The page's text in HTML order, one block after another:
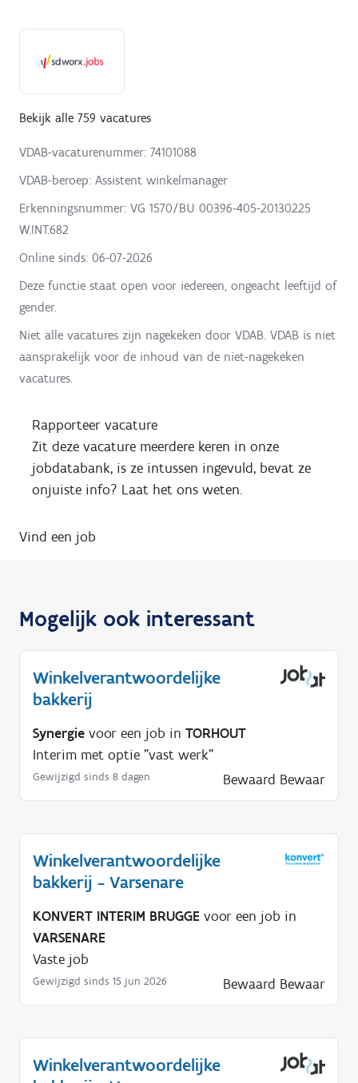
Bekijk alle 759 vacatures
VDAB-vacaturenummer: 74101088
VDAB-beroep: Assistent winkelmanager
Erkenningsnummer: VG 1570/BU 00396-405-20130225
W.INT.682
Online sinds: 06-07-2026
Deze functie staat open voor iedereen, ongeacht leeftijd of
gender.
Niet alle vacatures zijn nagekeken door VDAB. VDAB is niet
aansprakelijk voor de inhoud van de niet-nagekeken
vacatures.
Rapporteer vacature
Zit deze vacature meerdere keren in onze
jobdatabank, is ze intussen ingevuld, bevat ze
onjuiste info? Laat het ons weten.
Vind een job
Mogelijk ook interessant
Winkelverantwoordelijke
bakkerij
Synergie voor een job in TORHOUT
Interim met optie "vast werk"
Gewijzigd sinds 8 dagen Bewaard Bewaar
Winkelverantwoordelijke
bakkerij - Varsenare
KONVERT INTERIM BRUGGE voor een job in
VARSENARE
Vaste job
Gewijzigd sinds 15 jun 2026 Bewaard Bewaar
Winkelverantwoordelijke